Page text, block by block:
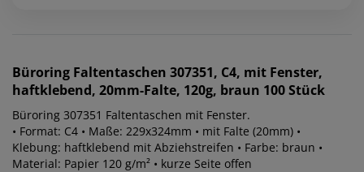
Büroring Faltentaschen 307351, C4, mit Fenster,
haftklebend, 20mm-Falte, 120g, braun 100 Stück
Büroring 307351 Faltentaschen mit Fenster.
• Format: C4 • Maße: 229x324mm • mit Falte (20mm) •
Klebung: haftklebend mit Abziehstreifen • Farbe: braun •
Material: Papier 120 g/m² • kurze Seite offen